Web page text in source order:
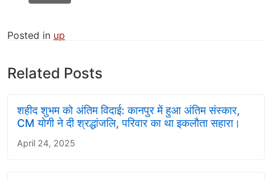
Posted in up
Related Posts
शहीद शुभम को अंतिम विदाई: कानपुर में हुआ अंतिम संस्कार,
CM योगी ने दी श्रद्धांजलि, परिवार का था इकलौता सहारा।
April 24, 2025